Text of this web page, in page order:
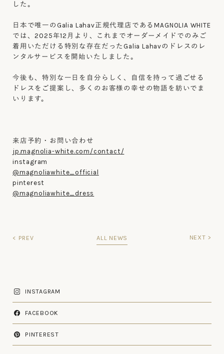
した。
日本で唯一のGalia Lahav正規代理店であるMAGNOLIA WHITE
では、2025年12月より、これまでオーダーメイドでのみご
着用いただける特別な存在だったGalia Lahavのドレスのレ
ンタルサービスを開始いたしました。
今後も、特別な一日を自分らしく、自信を持って過ごせる
ドレスをご提案し、多くのお客様の幸せの物語を紡いでま
いります。
来店予約・お問い合わせ
jp.magnolia-white.com/contact/
instagram
@magnoliawhite_official
pinterest
@magnoliawhite_dress
< PREV ALL NEWS NEXT >
INSTAGRAM
FACEBOOK
PINTEREST